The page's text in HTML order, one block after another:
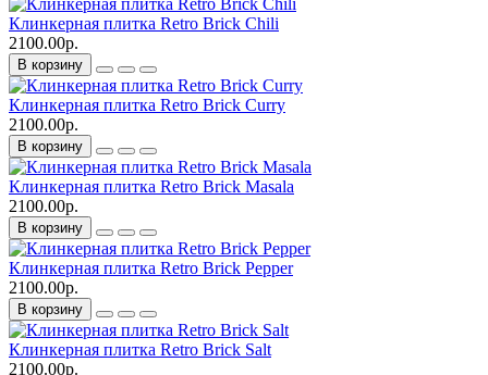
Клинкерная плитка Retro Brick Chili
2100.00р.
В корзину
Клинкерная плитка Retro Brick Curry
2100.00р.
В корзину
Клинкерная плитка Retro Brick Masala
2100.00р.
В корзину
Клинкерная плитка Retro Brick Pepper
2100.00р.
В корзину
Клинкерная плитка Retro Brick Salt
2100.00р.